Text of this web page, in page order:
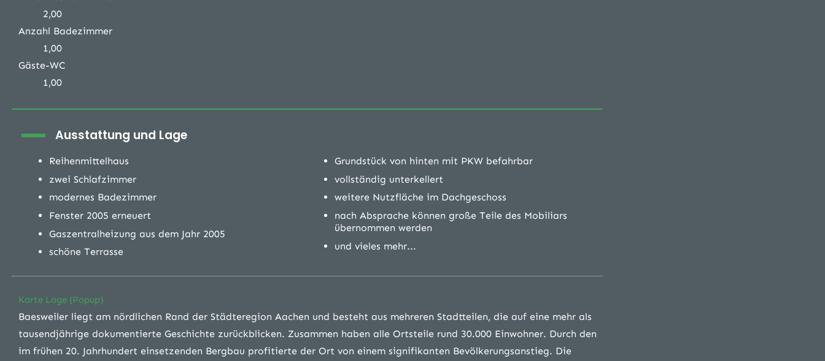
2,00
Anzahl Badezimmer
1,00
Gäste-WC
1,00
Ausstattung und Lage
Reihenmittelhaus
zwei Schlafzimmer
modernes Badezimmer
Fenster 2005 erneuert
Gaszentralheizung aus dem Jahr 2005
schöne Terrasse
Grundstück von hinten mit PKW befahrbar
vollständig unterkellert
weitere Nutzfläche im Dachgeschoss
nach Absprache können große Teile des Mobiliars
übernommen werden
und vieles mehr...
Karte Lage (Popup)
Baesweiler liegt am nördlichen Rand der Städteregion Aachen und besteht aus mehreren Stadtteilen, die auf eine mehr als
tausendjährige dokumentierte Geschichte zurückblicken. Zusammen haben alle Ortsteile rund 30.000 Einwohner. Durch den
im frühen 20. Jahrhundert einsetzenden Bergbau profitierte der Ort von einem signifikanten Bevölkerungsanstieg. Die